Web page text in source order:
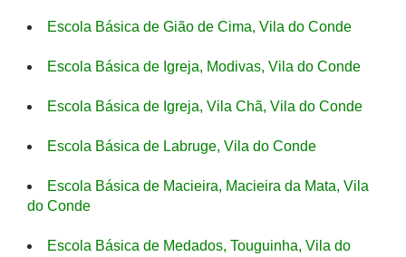
Escola Básica de Gião de Cima, Vila do Conde
Escola Básica de Igreja, Modivas, Vila do Conde
Escola Básica de Igreja, Vila Chã, Vila do Conde
Escola Básica de Labruge, Vila do Conde
Escola Básica de Macieira, Macieira da Mata, Vila
do Conde
Escola Básica de Medados, Touguinha, Vila do